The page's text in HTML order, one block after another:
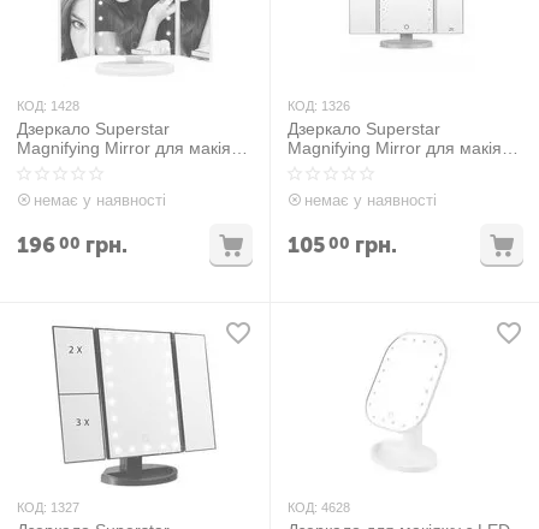
КОД: 1428
Дзеркало Superstar
Magnifying Mirror для макіяжу
з LED-підсвічуванням Білий
немає у наявності
19600 грн.
КОД: 1326
Дзеркало Superstar
Magnifying Mirror для макіяжу
з LED-підсвічуванням
немає у наявності
10500 грн.
КОД: 1327 КОД: 4628